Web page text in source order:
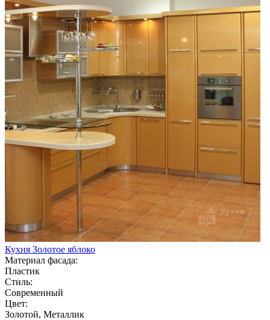
Кухня Золотое яблоко
Материал фасада:
Пластик
Стиль:
Современный
Цвет:
Золотой, Металлик